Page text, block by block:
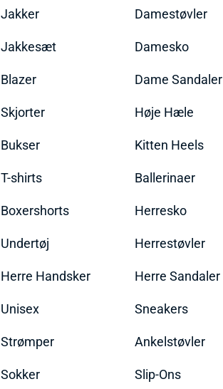
Jakker
Jakkesæt
Blazer
Skjorter
Bukser
T-shirts
Boxershorts
Undertøj
Herre Handsker
Unisex
Strømper
Sokker
Damestøvler
Damesko
Dame Sandaler
Høje Hæle
Kitten Heels
Ballerinaer
Herresko
Herrestøvler
Herre Sandaler
Sneakers
Ankelstøvler
Slip-Ons